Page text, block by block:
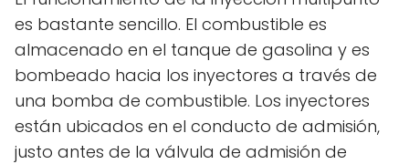
es bastante sencillo. El combustible es
almacenado en el tanque de gasolina y es
bombeado hacia los inyectores a través de
una bomba de combustible. Los inyectores
están ubicados en el conducto de admisión,
justo antes de la válvula de admisión de